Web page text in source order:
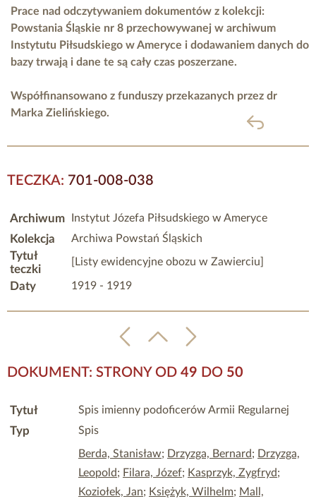
Prace nad odczytywaniem dokumentów z kolekcji:
Powstania Śląskie nr 8 przechowywanej w archiwum
Instytutu Piłsudskiego w Ameryce i dodawaniem danych do
bazy trwają i dane te są cały czas poszerzane.
Współfinansowano z funduszy przekazanych przez dr
Marka Zielińskiego.
powrót
TECZKA: 701-008-038
Archiwum Instytut Józefa Piłsudskiego w Ameryce
Kolekcja Archiwa Powstań Śląskich
Tytuł
teczki
[Listy ewidencyjne obozu w Zawierciu]
Daty 1919 - 1919
DOKUMENT: STRONY OD 49 DO 50
Tytuł Spis imienny podoficerów Armii Regularnej
Typ Spis
Berda, Stanisław; Drzyzga, Bernard; Drzyzga,
Leopold; Filara, Józef; Kasprzyk, Zygfryd;
Koziołek, Jan; Księżyk, Wilhelm; Mall,